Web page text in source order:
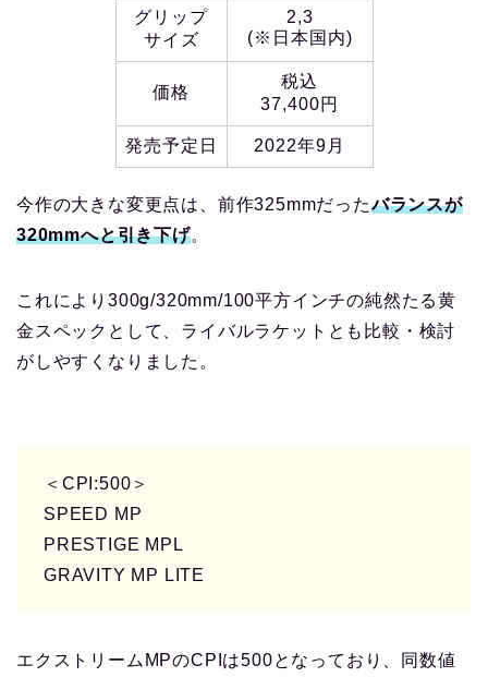
グリップ
サイズ
2,3
(※日本国内)
価格
税込
37,400円
発売予定日 2022年9月
今作の大きな変更点は、前作325mmだったバランスが
320mmへと引き下げ。
これにより300g/320mm/100平方インチの純然たる黄
金スペックとして、ライバルラケットとも比較・検討
がしやすくなりました。
＜CPI:500＞
SPEED MP
PRESTIGE MPL
GRAVITY MP LITE
エクストリームMPのCPIは500となっており、同数値